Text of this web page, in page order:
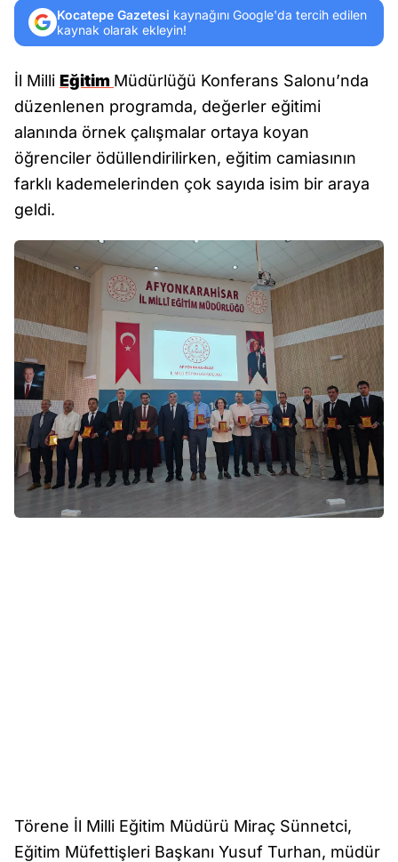
Kocatepe Gazetesi kaynağını Google'da tercih edilen
kaynak olarak ekleyin!
İl Milli Eğitim Müdürlüğü Konferans Salonu’nda
düzenlenen programda, değerler eğitimi
alanında örnek çalışmalar ortaya koyan
öğrenciler ödüllendirilirken, eğitim camiasının
farklı kademelerinden çok sayıda isim bir araya
geldi.
Törene İl Milli Eğitim Müdürü Miraç Sünnetci,
Eğitim Müfettişleri Başkanı Yusuf Turhan, müdür